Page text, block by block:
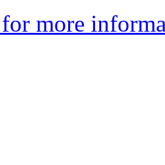
more